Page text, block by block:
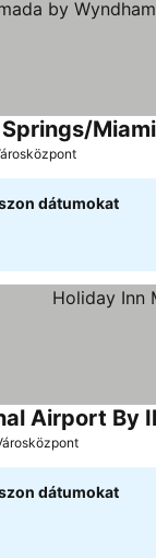
dátumokat
Airport By
dátumokat